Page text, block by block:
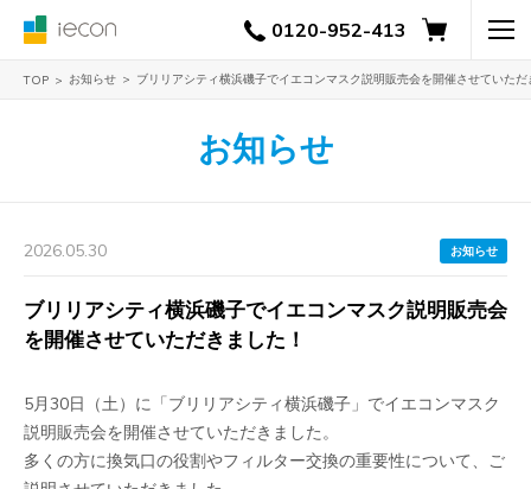
0120-952-413
TOP お知らせ ブリリアシティ横浜磯子でイエコンマスク説明販売会を開催させていただ
お知らせ
2026.05.30 お知らせ
ブリリアシティ横浜磯子でイエコンマスク説明販売会
を開催させていただきました！
5月30日（土）に「ブリリアシティ横浜磯子」でイエコンマスク
説明販売会を開催させていただきました。
多くの方に換気口の役割やフィルター交換の重要性について、ご